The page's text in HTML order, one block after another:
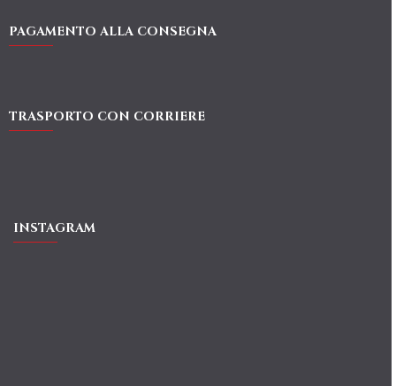
PAGAMENTO ALLA CONSEGNA
TRASPORTO CON CORRIERE
INSTAGRAM